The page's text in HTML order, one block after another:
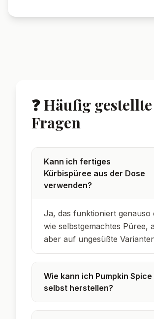
❓ Häufig gestellte
Fragen
Kann ich fertiges
Kürbispüree aus der Dose
verwenden?
Ja, das funktioniert genauso
wie selbstgemachtes Püree,
aber auf ungesüßte
Wie kann ich Pumpkin Spice
selbst herstellen?